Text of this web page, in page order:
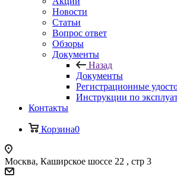
Новости
Статьи
Вопрос ответ
Обзоры
Документы
Назад
Документы
Регистрационные
Инструкции по
Контакты
Корзина0
Москва, Каширское шоссе 22 , стр 3